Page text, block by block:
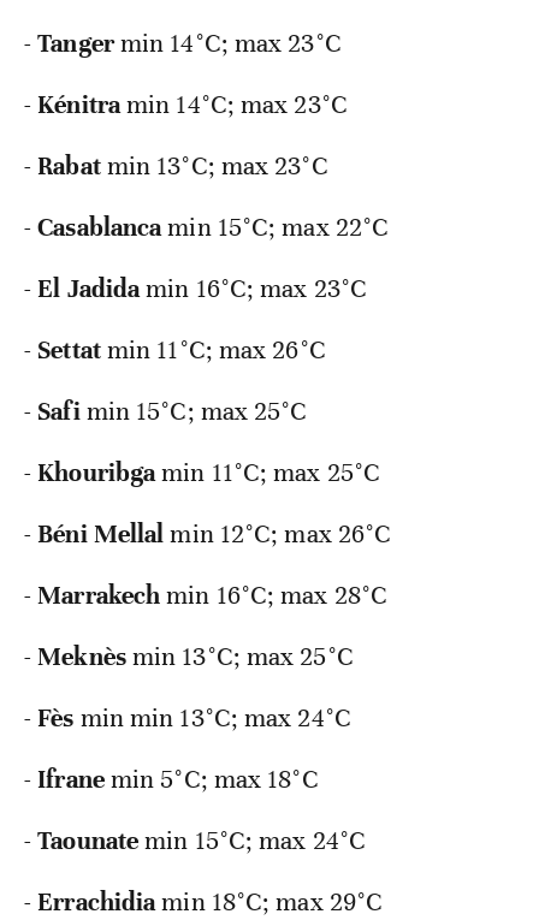
-Tangermin 14°C; max 23°C
-Kénitramin 14°C; max 23°C
-Rabatmin 13°C; max 23°C
-Casablancamin 15°C; max 22°C
-El Jadidamin 16°C; max 23°C
- Settatmin 11°C; max 26°C
- Safimin 15°C; max 25°C
-Khouribgamin 11°C; max 25°C
-Béni Mellalmin 12°C; max 26°C
-Marrakechmin 16°C; max 28°C
-Meknèsmin 13°C; max 25°C
-Fès min min 13°C; max 24°C
-Ifranemin 5°C; max 18°C
-Taounatemin 15°C; max 24°C
-Errachidiamin 18°C; max 29°C